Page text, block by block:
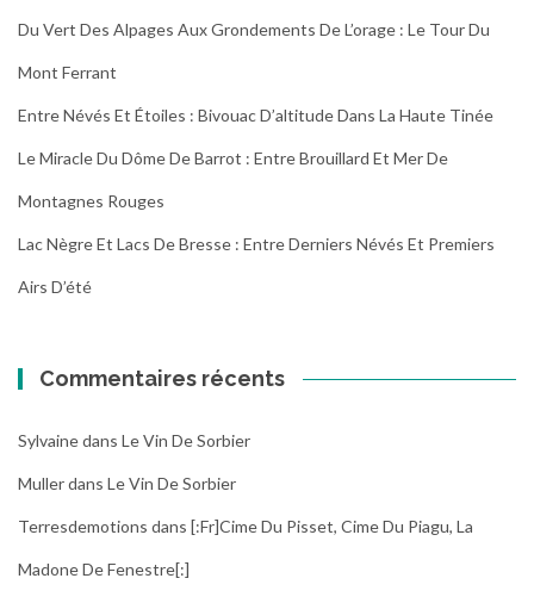
Du Vert Des Alpages Aux Grondements De L’orage : Le Tour Du
Mont Ferrant
Entre Névés Et Étoiles : Bivouac D’altitude Dans La Haute Tinée
Le Miracle Du Dôme De Barrot : Entre Brouillard Et Mer De
Montagnes Rouges
Lac Nègre Et Lacs De Bresse : Entre Derniers Névés Et Premiers
Airs D’été
Commentaires récents
Sylvainedans Le Vin De Sorbier
Mullerdans Le Vin De Sorbier
Terresdemotions dans [:fr]Cime Du Pisset, Cime Du Piagu, La
Madone De Fenestre[:]